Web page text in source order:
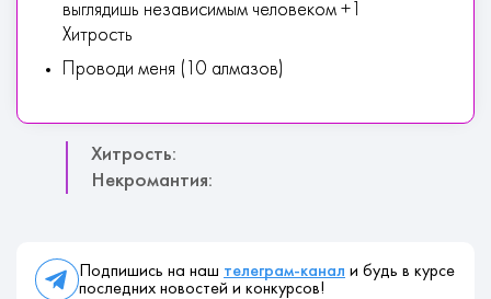
выглядишь независимым человеком +1
Хитрость
Проводи меня (10 алмазов)
Хитрость:
Некромантия:
Подпишись на наш телеграм-канал и будь в курсе
последних новостей и конкурсов!